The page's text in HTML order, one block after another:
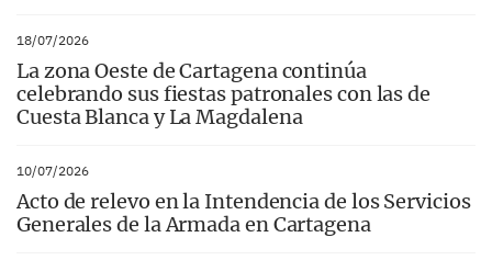
18/07/2026
La zona Oeste de Cartagena continúa
celebrando sus fiestas patronales con las de
Cuesta Blanca y La Magdalena
10/07/2026
Acto de relevo en la Intendencia de los Servicios
Generales de la Armada en Cartagena